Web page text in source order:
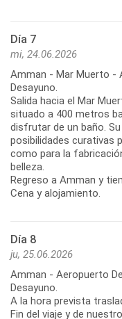
Día 7
mi, 24.06.2026
Amman - Mar Muerto -
Desayuno.
Salida hacia el Mar
situado a 400 metros
disfrutar de un baño.
posibilidades curativas
como para la
belleza.
Regreso a Amman y
Cena y alojamiento.
Día 8
ju, 25.06.2026
Amman - Aeropuerto
Desayuno.
A la hora prevista
Fin del viaje y de